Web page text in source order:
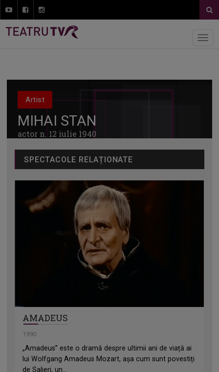
Artist
MIHAI STAN
actor n. 12 iulie 1940
SPECTACOLE RELAȚIONATE
AMADEUS
1990
„Amadeus” este o dramă despre ultimii ani de viață ai
lui Wolfgang Amadeus Mozart, așa cum sunt povestiți
de Salieri, un...